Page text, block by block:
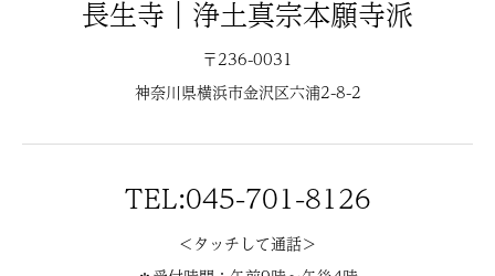
長生寺｜浄土真宗本願寺派
〒236-0031
神奈川県横浜市金沢区六浦2-8-2
TEL:045-701-8126
＜タッチして通話＞